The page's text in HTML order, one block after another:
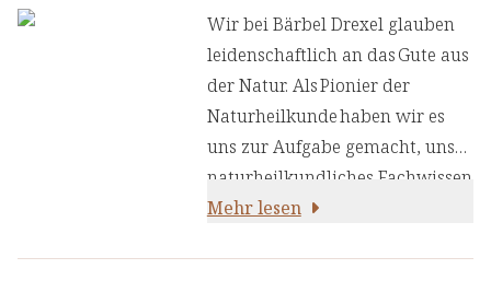
Fermentationsprozess
gewonnen wird.
Wir bei Bärbel Drexel glauben
leidenschaftlich an das Gute aus
der Natur. Als Pionier der
Naturheilkunde haben wir es
uns zur Aufgabe gemacht, unser
naturheilkundliches Fachwissen
und unsere Erfahrung mit den
Mehr lesen